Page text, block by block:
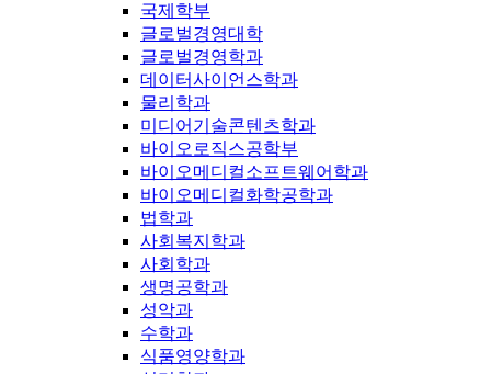
국제학부
글로벌경영대학
글로벌경영학과
데이터사이언스학과
물리학과
미디어기술콘텐츠학과
바이오로직스공학부
바이오메디컬소프트웨어학과
바이오메디컬화학공학과
법학과
사회복지학과
사회학과
생명공학과
성악과
수학과
식품영양학과